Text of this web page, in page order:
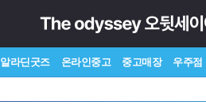
알라딘굿즈 온라인중고 중고매장 우주점